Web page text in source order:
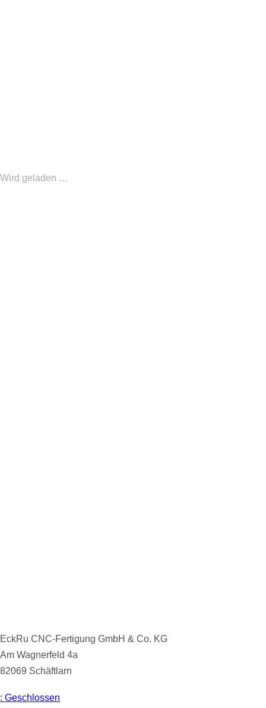
Wird geladen …
EckRu CNC-Fertigung GmbH & Co. KG
Am Wagnerfeld 4a
82069 Schäftlarn
: Geschlossen